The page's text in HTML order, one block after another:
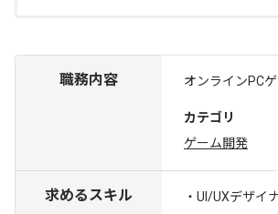
職務内容 オンラインPC
カテゴリ
ゲーム開発
求めるスキル ・UI/UXデザイ